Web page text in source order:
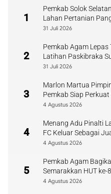
1
Pemkab Solok
Lahan Pertanian
31 Juli 2026
2
Pemkab Agam
Latihan Paskibraka
31 Juli 2026
3
Marlon Martua
Pemkab Siap
4 Agustus 2026
4
Menang Adu Pinalti
FC Keluar Sebagai
Payakumbuh
4 Agustus 2026
5
Pemkab Agam
Semarakkan HUT ke-
4 Agustus 2026